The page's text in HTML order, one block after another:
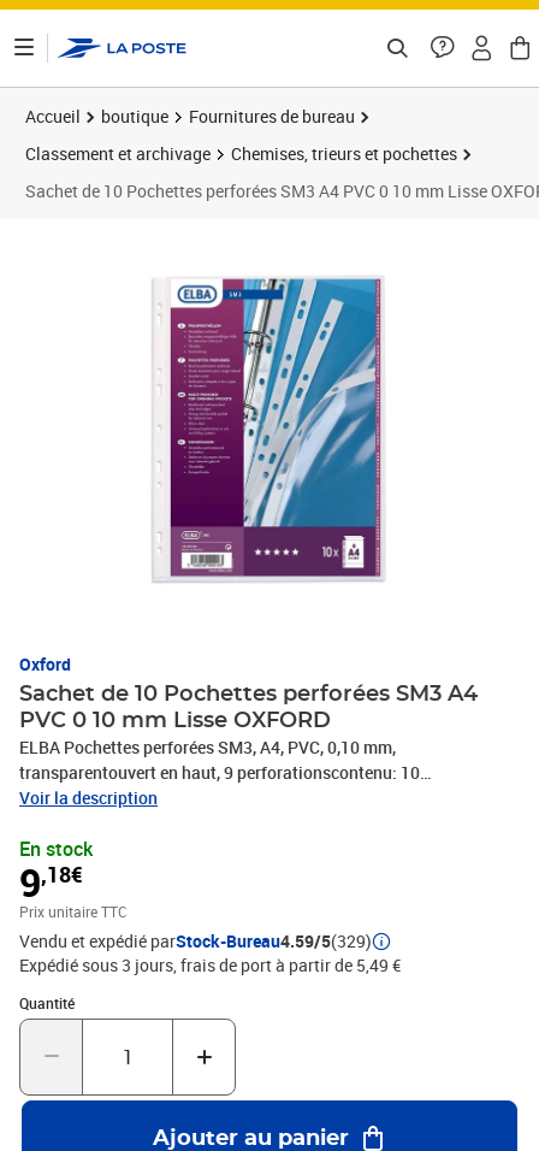
Accueil boutique
Fournitures de bureau
Classement et archivage
Chemises, trieurs et pochettes
Sachet de 10 Pochettes perforées SM3 A4 PVC 0 10 mm Lisse
Oxford
Sachet de 10 Pochettes perforées SM3 A4
PVC 0 10 mm Lisse OXFORD
ELBA Pochettes perforées SM3, A4, PVC, 0,10 mm,
transparentouvert en haut, 9 perforationscontenu: 10
pièces(01165081 / 100206961)
Voir la description
En stock
9,18€
Prix unitaire TTC
Vendu et expédié parStock-Bureau4.59/5(329)
Expédié sous 3 jours, frais de port à partir de 5,49 €
Quantité
Quantité : 1
Ajouter au panier